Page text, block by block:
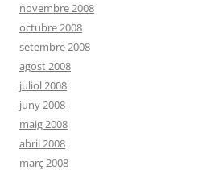
novembre 2008
octubre 2008
setembre 2008
agost 2008
juliol 2008
juny 2008
maig 2008
abril 2008
març 2008